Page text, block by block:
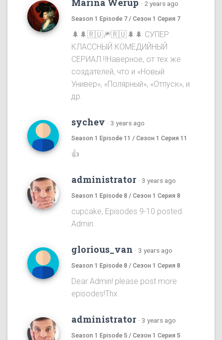
Marina Werup · 2 years ago
Season 1 Episode 7 / Сезон 1 Серия 7
🌲🌲🇷🇺🎆🇷🇺🌲🌲 СУПЕР
КЛАССНЫЙ КОМЕДИЙНЫЙ
СЕРИАЛ ‼️Наверное, от тех же
создателей, что и «Новый
Универ», «Полярный», «Отпуск», и
др.
sychev · 3 years ago
Season 1 Episode 11 / Сезон 1 Серия 11
👍
administrator · 3 years ago
Season 1 Episode 8 / Сезон 1 Серия 8
cupcake, Episodes 9-10 posted.
Admin.
glorious_van · 3 years ago
Season 1 Episode 8 / Сезон 1 Серия 8
Dear Admin! please post more
episodes!Thx
administrator · 3 years ago
Season 1 Episode 5 / Сезон 1 Серия 5